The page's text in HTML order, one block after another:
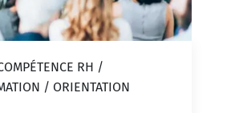
RH /
/ ORIENTATION